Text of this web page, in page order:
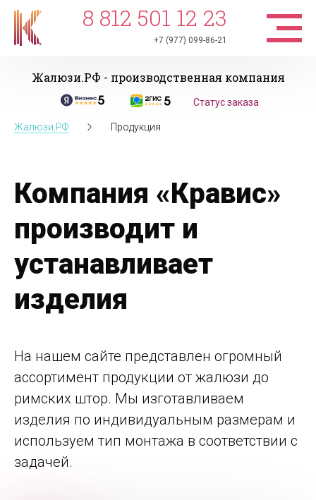
8 812 501 12 23
+7 (977) 099-86-21
Жалюзи.РФ - производственная компания
Статус заказа
Жалюзи.РФ Продукция
Компания «Кравис»
производит и
устанавливает
изделия
На нашем сайте представлен огромный
ассортимент продукции от жалюзи до
римских штор. Мы изготавливаем
изделия по индивидуальным размерам и
используем тип монтажа в соответствии с
задачей.